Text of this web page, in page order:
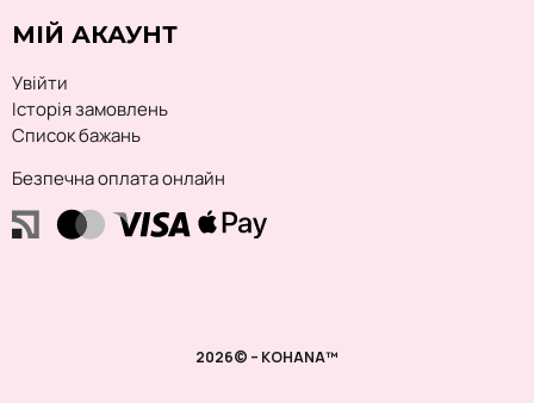
МІЙ АКАУНТ
Увійти
Історія замовлень
Список бажань
Безпечна оплата онлайн
2026© – KOHANA™